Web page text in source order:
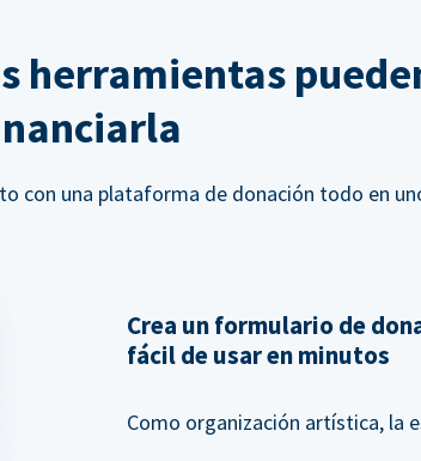
herramientas
con una plataforma de donación todo en
Crea un formulario de
fácil de usar en minutos
Como organización artística, la